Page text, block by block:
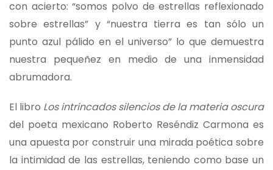
con acierto: “somos polvo de estrellas reflexionado
sobre estrellas” y “nuestra tierra es tan sólo un
punto azul pálido en el universo” lo que demuestra
nuestra pequeñez en medio de una inmensidad
abrumadora.
El libro Los intrincados silencios de la materia oscura
del poeta mexicano Roberto Reséndiz Carmona es
una apuesta por construir una mirada poética sobre
la intimidad de las estrellas, teniendo como base un